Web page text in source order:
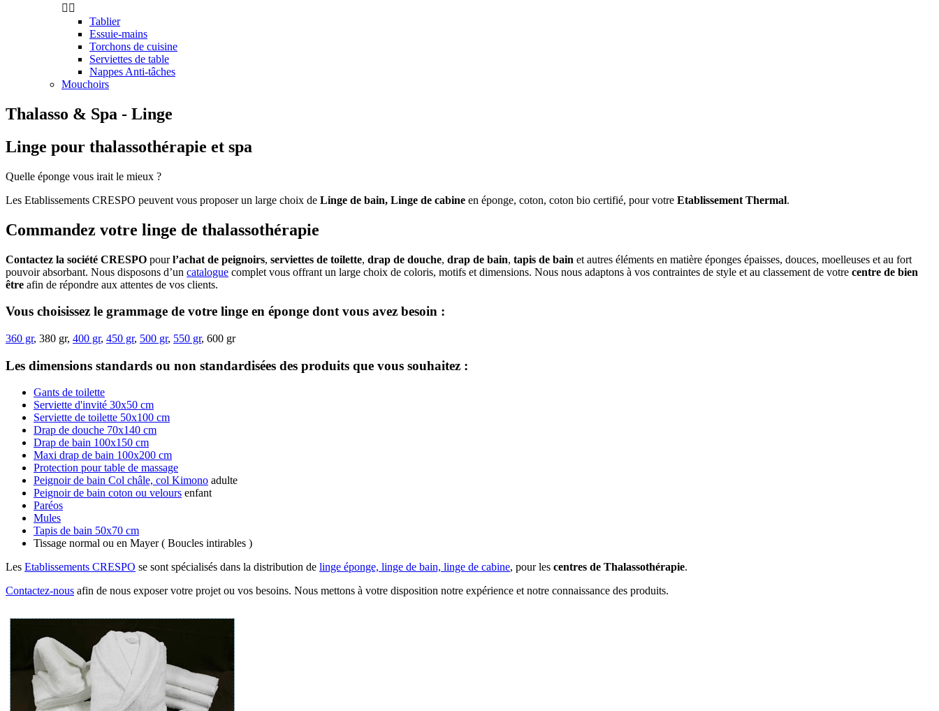
 
Tablier
Essuie-mains
Torchons de cuisine
Serviettes de table
Nappes Anti-tâches
Mouchoirs
Thalasso & Spa - Linge
Linge pour thalassothérapie et spa
Quelle éponge vous irait le mieux ?
Les Etablissements CRESPO peuvent vous proposer un large choix de Linge de bain, Linge de cabine en éponge, coton, coton bio certifié, pour votre Etablissement Thermal.
Commandez votre linge de thalassothérapie
Contactez la société CRESPO pourl’achat de peignoirs, serviettes de toilette, drap de douche, drap de bain, tapis de bain et autres éléments en matière éponges épaisses, douces, moelleuses et au fort
pouvoir absorbant. Nous disposons d’un catalogue complet vous offrant un large choix de coloris, motifs et dimensions. Nous nous adaptons à vos contraintes de style et au classement de votre centre de bien
être afin de répondre aux attentes de vos clients.
Vous choisissez le grammage de votre linge en éponge dont vous avez besoin :
360 gr, 380 gr, 400 gr, 450 gr, 500 gr, 550 gr, 600 gr
Les dimensions standards ou non standardisées des produits que vous souhaitez :
Gants de toilette
Serviette d'invité 30x50 cm
Serviette de toilette 50x100 cm
Drap de douche 70x140 cm
Drap de bain 100x150 cm
Maxi drap de bain 100x200 cm
Protection pour table de massage
Peignoir de bain Col châle, col Kimono adulte
Peignoir de bain coton ou velours enfant
Paréos
Mules
Tapis de bain 50x70 cm
Tissage normal ou en Mayer ( Boucles intirables )
Les Etablissements CRESPO se sont spécialisés dans la distribution de linge éponge, linge de bain, linge de cabine, pour les centres de Thalassothérapie.
Contactez-nous afin de nous exposer votre projet ou vos besoins. Nous mettons à votre disposition notre expérience et notre connaissance des produits.